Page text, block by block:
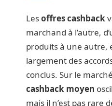
Lesoffres cashback
marchand à l’autre,
produits à une autre,
largement des
conclus. Sur le
cashback moyen
mais il n’est pas rare